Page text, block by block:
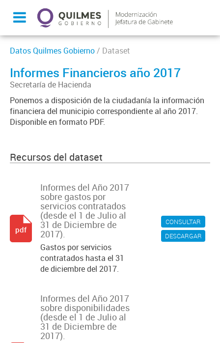
Datos Quilmes Gobierno/ Dataset
Informes Financieros año 2017
Secretaría de Hacienda
Ponemos a disposición de la ciudadanía la información
financiera del municipio correspondiente al año 2017.
Disponible en formato PDF.
Recursos del dataset
CONSULTAR
DESCARGAR
Informes del Año 2017
sobre gastos por
servicios contratados
(desde el 1 de Julio al
31 de Diciembre de
2017).
Gastos por servicios
contratados hasta el 31
de diciembre del 2017.
pdf
Informes del Año 2017
sobre disponibilidades
(desde el 1 de Julio al
31 de Diciembre de
2017).